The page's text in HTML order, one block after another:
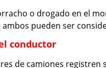
o drogado en el
pueden ser
conductor
de camiones